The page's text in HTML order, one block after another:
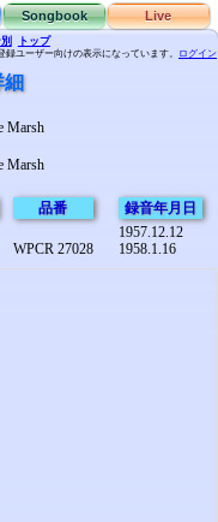
Songbook Live
トップ
録ユーザー向けの表示になっています。 ログイン
細
Marsh
Marsh
品番
WPCR 27028
録音年月日
1957.12.12
1958.1.16